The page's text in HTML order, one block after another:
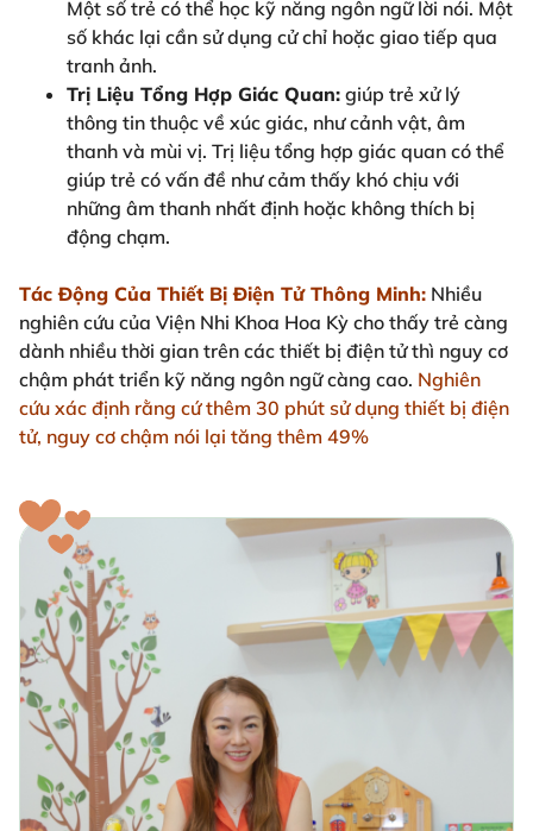
Một số trẻ có thể học kỹ năng ngôn ngữ lời nói. Một
số khác lại cần sử dụng cử chỉ hoặc giao tiếp qua
tranh ảnh.
Trị Liệu Tổng Hợp Giác Quan: giúp trẻ xử lý
thông tin thuộc về xúc giác, như cảnh vật, âm
thanh và mùi vị. Trị liệu tổng hợp giác quan có thể
giúp trẻ có vấn đề như cảm thấy khó chịu với
những âm thanh nhất định hoặc không thích bị
động chạm.
Tác Động Của Thiết Bị Điện Tử Thông Minh: Nhiều
nghiên cứu của Viện Nhi Khoa Hoa Kỳ cho thấy trẻ càng
dành nhiều thời gian trên các thiết bị điện tử thì nguy cơ
chậm phát triển kỹ năng ngôn ngữ càng cao. Nghiên
cứu xác định rằng cứ thêm 30 phút sử dụng thiết bị điện
tử, nguy cơ chậm nói lại tăng thêm 49%